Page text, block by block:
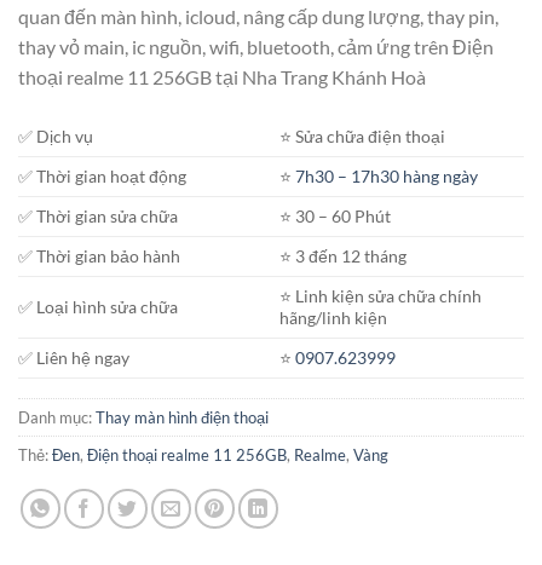
quan đến màn hình, icloud, nâng cấp dung lượng, thay pin,
thay vỏ main, ic nguồn, wifi, bluetooth, cảm ứng trên Điện
thoại realme 11 256GB tại Nha Trang Khánh Hoà
✅ Dịch vụ
⭐️ Sửa chữa điện thoại
✅ Thời gian hoạt động
⭐️7h30 – 17h30 hàng ngày
✅ Thời gian sửa chữa
⭐️ 30 – 60 Phút
✅ Thời gian bảo hành
⭐️ 3 đến 12 tháng
✅ Loại hình sửa chữa
⭐️ Linh kiện sửa chữa chính
hãng/linh kiện
✅ Liên hệ ngay
⭐️0907.623999
Danh mục:Thay màn hình điện thoại
Thẻ:Đen, Điện thoại realme 11 256GB, Realme, Vàng